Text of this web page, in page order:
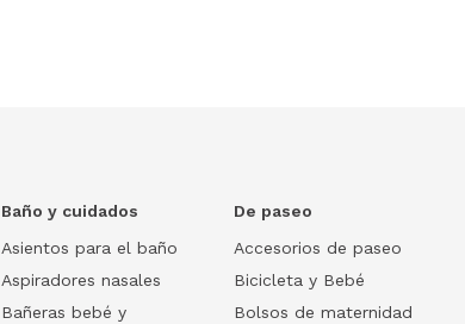
Baño y cuidados
Asientos para el baño
Aspiradores nasales
Bañeras bebé y
De paseo
Accesorios de paseo
Bicicleta y Bebé
Bolsos de maternidad